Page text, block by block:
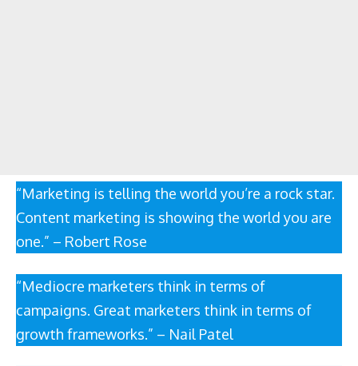
“Marketing is telling the world you’re a rock star.
Content marketing is showing the world you are
one.” – Robert Rose
“Mediocre marketers think in terms of
campaigns. Great marketers think in terms of
growth frameworks.” – Nail Patel